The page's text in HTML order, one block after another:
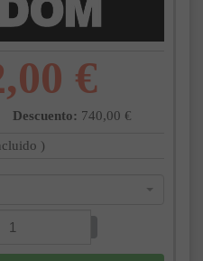
€
Descuento: 740,00 €
)